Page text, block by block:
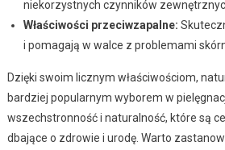
niekorzystnych czynników
Właściwości przeciwzapalne:
i pomagają w walce z problemami
Dzięki swoim licznym właściwościom,
bardziej popularnym wyborem w
wszechstronność i naturalność, które są
dbające o zdrowie i urodę. Warto